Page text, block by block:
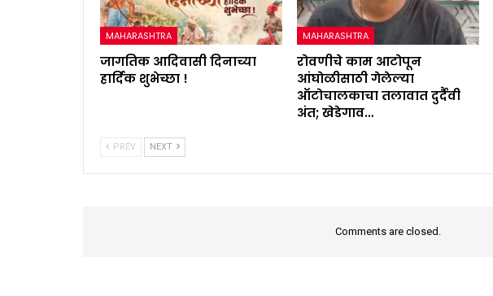
MAHARASHTRA
जागतिक आदिवासी दिनाच्या
हार्दिक शुभेच्छा !
MAHARASHTRA
रोवणीचे काम आटोपून
आंघोळीसाठी गेलेल्या
ऑटोचालकाचा तलावात दुर्दैवी
अंत; खेडेगाव…
PREV NEXT
Comments are closed.